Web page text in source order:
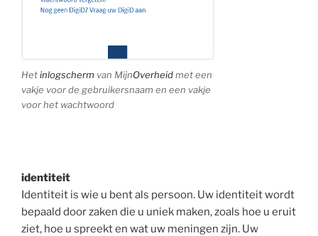
Hetinlogscherm van MijnOverheidmet een
vakje voor de gebruikersnaam en een vakje
voor het wachtwoord
identiteit
Identiteit is wie u bent als persoon. Uw identiteit wordt
bepaald door zaken die u uniek maken, zoals hoe u eruit
ziet, hoe u spreekt en wat uw meningen zijn. Uw